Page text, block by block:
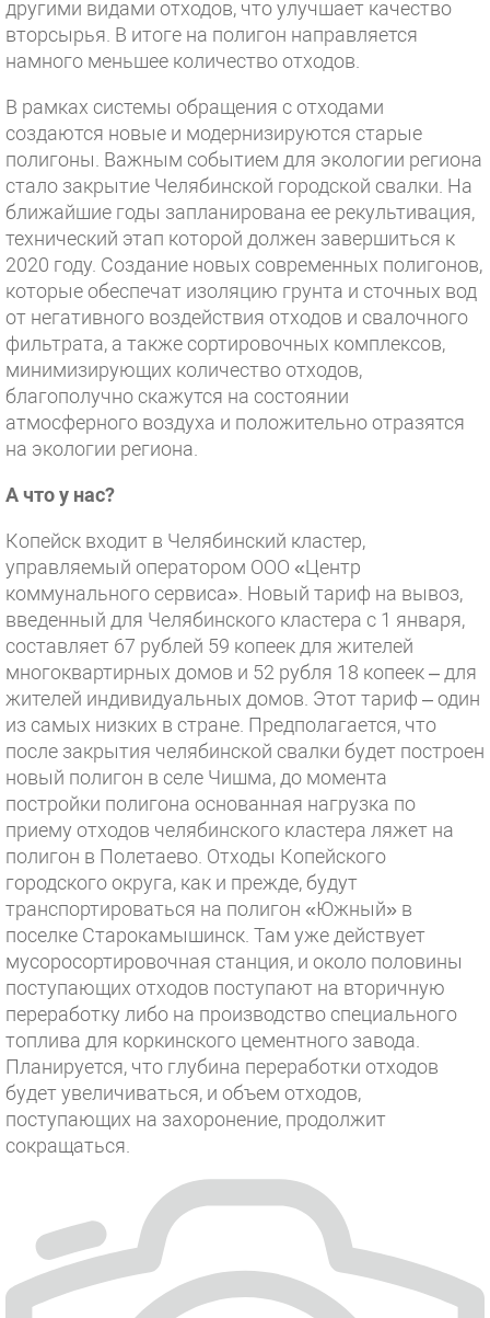
другими видами отходов, что улучшает качество
вторсырья. В итоге на полигон направляется
намного меньшее количество отходов.
В рамках системы обращения с отходами
создаются новые и модернизируются старые
полигоны. Важным событием для экологии региона
стало закрытие Челябинской городской свалки. На
ближайшие годы запланирована ее рекультивация,
технический этап которой должен завершиться к
2020 году. Создание новых современных полигонов,
которые обеспечат изоляцию грунта и сточных вод
от негативного воздействия отходов и свалочного
фильтрата, а также сортировочных комплексов,
минимизирующих количество отходов,
благополучно скажутся на состоянии
атмосферного воздуха и положительно отразятся
на экологии региона.
А что у нас?
Копейск входит в Челябинский кластер,
управляемый оператором ООО «Центр
коммунального сервиса». Новый тариф на вывоз,
введенный для Челябинского кластера с 1 января,
составляет 67 рублей 59 копеек для жителей
многоквартирных домов и 52 рубля 18 копеек – для
жителей индивидуальных домов. Этот тариф – один
из самых низких в стране. Предполагается, что
после закрытия челябинской свалки будет построен
новый полигон в селе Чишма, до момента
постройки полигона основанная нагрузка по
приему отходов челябинского кластера ляжет на
полигон в Полетаево. Отходы Копейского
городского округа, как и прежде, будут
транспортироваться на полигон «Южный» в
поселке Старокамышинск. Там уже действует
мусоросортировочная станция, и около половины
поступающих отходов поступают на вторичную
переработку либо на производство специального
топлива для коркинского цементного завода.
Планируется, что глубина переработки отходов
будет увеличиваться, и объем отходов,
поступающих на захоронение, продолжит
сокращаться.